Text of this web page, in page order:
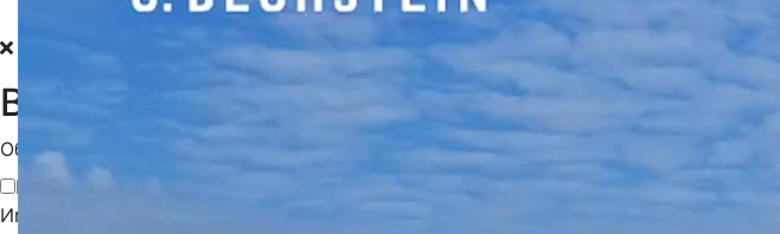
Ваше сообщение для нас
Обращение*
Господин
Имя*